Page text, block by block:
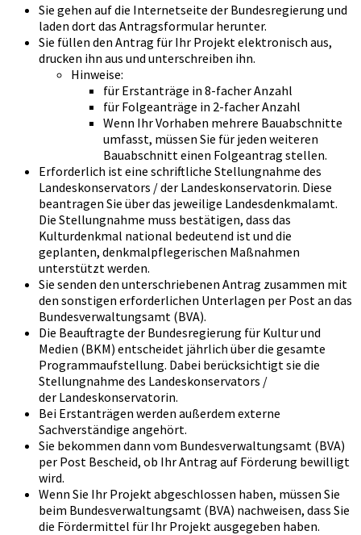
Sie gehen auf die Internetseite der Bundesregierung und
laden dort das Antragsformular herunter.
Sie füllen den Antrag für Ihr Projekt elektronisch aus,
drucken ihn aus und unterschreiben ihn.
Hinweise:
für Erstanträge in 8-facher Anzahl
für Folgeanträge in 2-facher Anzahl
Wenn Ihr Vorhaben mehrere Bauabschnitte
umfasst, müssen Sie für jeden weiteren
Bauabschnitt einen Folgeantrag stellen.
Erforderlich ist eine schriftliche Stellungnahme des
Landeskonservators / der Landeskonservatorin. Diese
beantragen Sie über das jeweilige Landesdenkmalamt.
Die Stellungnahme muss bestätigen, dass das
Kulturdenkmal national bedeutend ist und die
geplanten, denkmalpflegerischen Maßnahmen
unterstützt werden.
Sie senden den unterschriebenen Antrag zusammen mit
den sonstigen erforderlichen Unterlagen per Post an das
Bundesverwaltungsamt (BVA).
Die Beauftragte der Bundesregierung für Kultur und
Medien (BKM) entscheidet jährlich über die gesamte
Programmaufstellung. Dabei berücksichtigt sie die
Stellungnahme des Landeskonservators /
der Landeskonservatorin.
Bei Erstanträgen werden außerdem externe
Sachverständige angehört.
Sie bekommen dann vom Bundesverwaltungsamt (BVA)
per Post Bescheid, ob Ihr Antrag auf Förderung bewilligt
wird.
Wenn Sie Ihr Projekt abgeschlossen haben, müssen Sie
beim Bundesverwaltungsamt (BVA) nachweisen, dass Sie
die Fördermittel für Ihr Projekt ausgegeben haben.